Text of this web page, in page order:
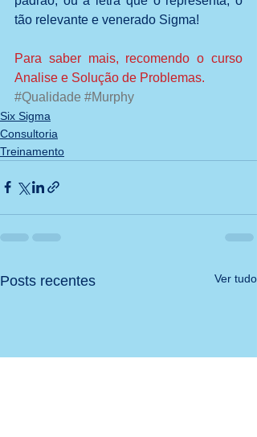
tão relevante e venerado Sigma!
Analise e Solução de Problemas.
#Qualidade #Murphy
Six Sigma
Consultoria
Treinamento
Posts recentes Ver tudo